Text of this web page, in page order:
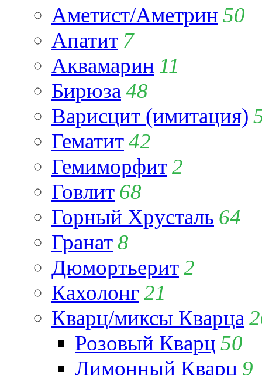
Аметист/Аметрин 50
Апатит 7
Аквамарин 11
Бирюза 48
Варисцит (имитация)
Гематит42
Гемиморфит2
Говлит 68
Горный Хрусталь 64
Гранат8
Дюмортьерит2
Кахолонг21
Кварц/миксы Кварца
Розовый Кварц 50
Лимонный Кварц 9